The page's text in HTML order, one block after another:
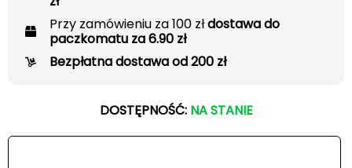
Przy zamówieniu za 100 złdostawa do
paczkomatu za 6.90 zł
Bezpłatna dostawa od 200 zł
DOSTĘPNOŚĆ: NA STANIE